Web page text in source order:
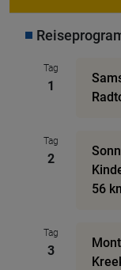
Tag
1
Tag
2
56
Tag
3